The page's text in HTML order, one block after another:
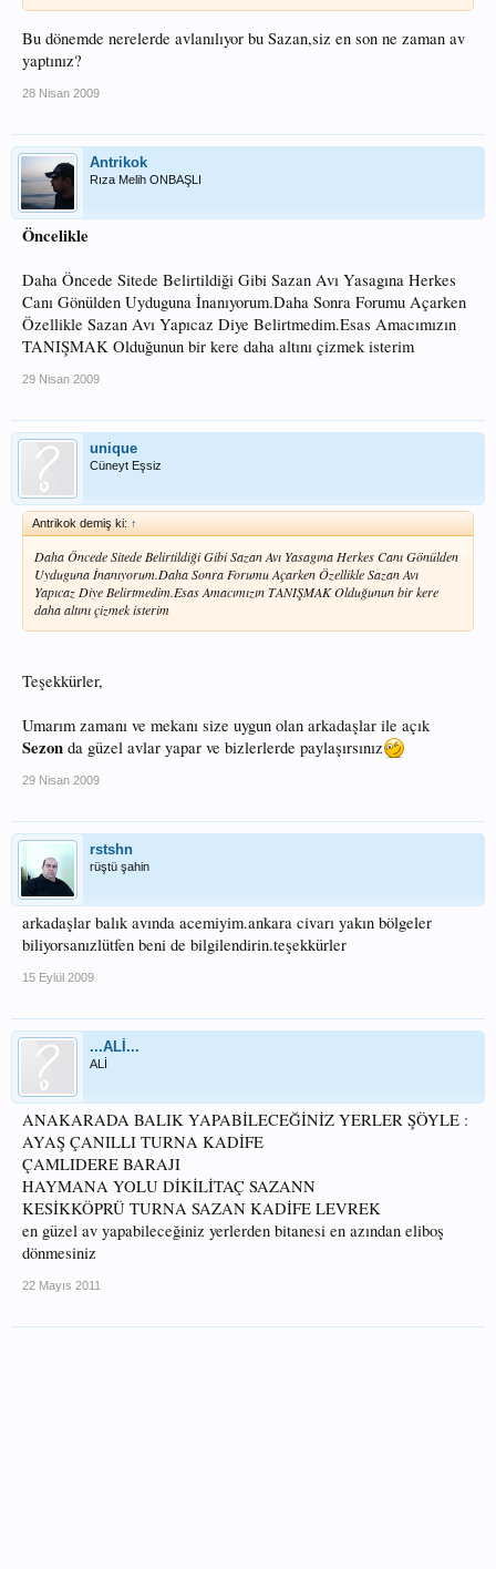
Bu dönemde nerelerde avlanılıyor bu Sazan,siz en son ne zaman av
yaptınız?
28 Nisan 2009
Antrikok
Rıza Melih ONBAŞLI
Öncelikle
Daha Öncede Sitede Belirtildiği Gibi Sazan Avı Yasagına Herkes
Canı Gönülden Uyduguna İnanıyorum.Daha Sonra Forumu Açarken
Özellikle Sazan Avı Yapıcaz Diye Belirtmedim.Esas Amacımızın
TANIŞMAK Olduğunun bir kere daha altını çizmek isterim
29 Nisan 2009
unique
Cüneyt Eşsiz
Antrikok demiş ki: ↑
Daha Öncede Sitede Belirtildiği Gibi Sazan Avı Yasagına Herkes Canı Gönülden
Uyduguna İnanıyorum.Daha Sonra Forumu Açarken Özellikle Sazan Avı
Yapıcaz Diye Belirtmedim.Esas Amacımızın TANIŞMAK Olduğunun bir kere
daha altını çizmek isterim
Teşekkürler,
Umarım zamanı ve mekanı size uygun olan arkadaşlar ile açık
Sezon da güzel avlar yapar ve bizlerlerde paylaşırsınız
29 Nisan 2009
rstshn
rüştü şahin
arkadaşlar balık avında acemiyim.ankara civarı yakın bölgeler
biliyorsanızlütfen beni de bilgilendirin.teşekkürler
15 Eylül 2009
...ALİ...
ALİ
ANAKARADA BALIK YAPABİLECEĞİNİZ YERLER ŞÖYLE :
AYAŞ ÇANILLI TURNA KADİFE
ÇAMLIDERE BARAJI
HAYMANA YOLU DİKİLİTAÇ SAZANN
KESİKKÖPRÜ TURNA SAZAN KADİFE LEVREK
en güzel av yapabileceğiniz yerlerden bitanesi en azından eliboş
dönmesiniz
22 Mayıs 2011